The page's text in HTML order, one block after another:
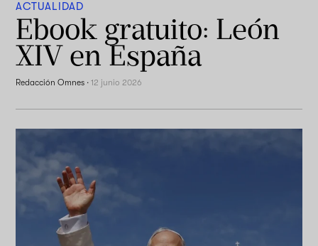
ACTUALIDAD
Ebook gratuito: León
XIV en España
Redacción Omnes ·12 junio 2026